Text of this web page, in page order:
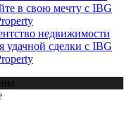
в свою мечту с IBG
недвижимости
удачной сделки с IBG